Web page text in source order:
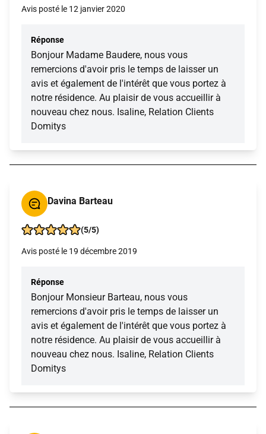
Avis posté le 12 janvier 2020
Réponse
Bonjour Madame Baudere, nous vous
remercions d'avoir pris le temps de laisser un
avis et également de l'intérêt que vous portez à
notre résidence. Au plaisir de vous accueillir à
nouveau chez nous. Isaline, Relation Clients
Domitys
Davina Barteau
(5/5)
Avis posté le 19 décembre 2019
Réponse
Bonjour Monsieur Barteau, nous vous
remercions d'avoir pris le temps de laisser un
avis et également de l'intérêt que vous portez à
notre résidence. Au plaisir de vous accueillir à
nouveau chez nous. Isaline, Relation Clients
Domitys